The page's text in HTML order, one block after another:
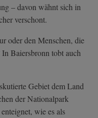
– davon wähnt sich in
verschont.
oder den Menschen, die
Baiersbronn tobt auch
Gebiet dem Land
der Nationalpark
wie es als